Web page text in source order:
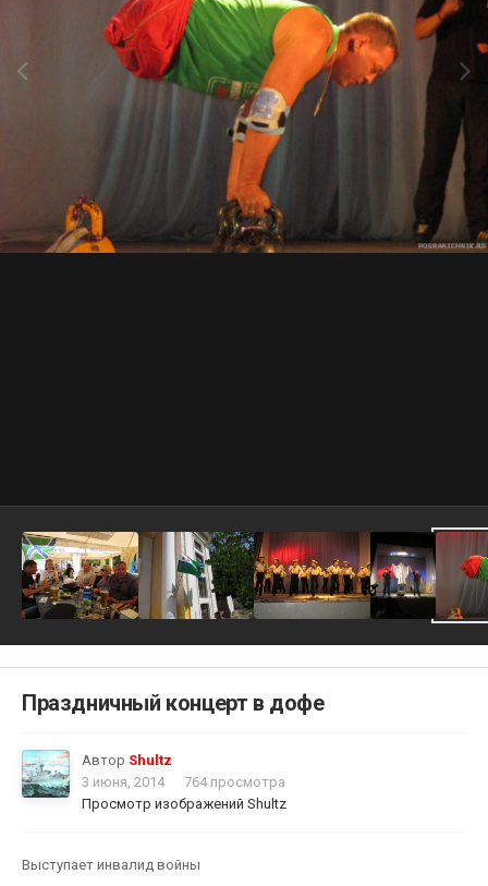
Праздничный концерт в дофе
Автор Shultz
3 июня, 2014
764 просмотра
Просмотр изображений Shultz
Выступает инвалид войны